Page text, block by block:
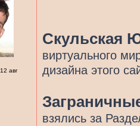
12 авг
Скульская
виртуального
дизайна этого
взялись за